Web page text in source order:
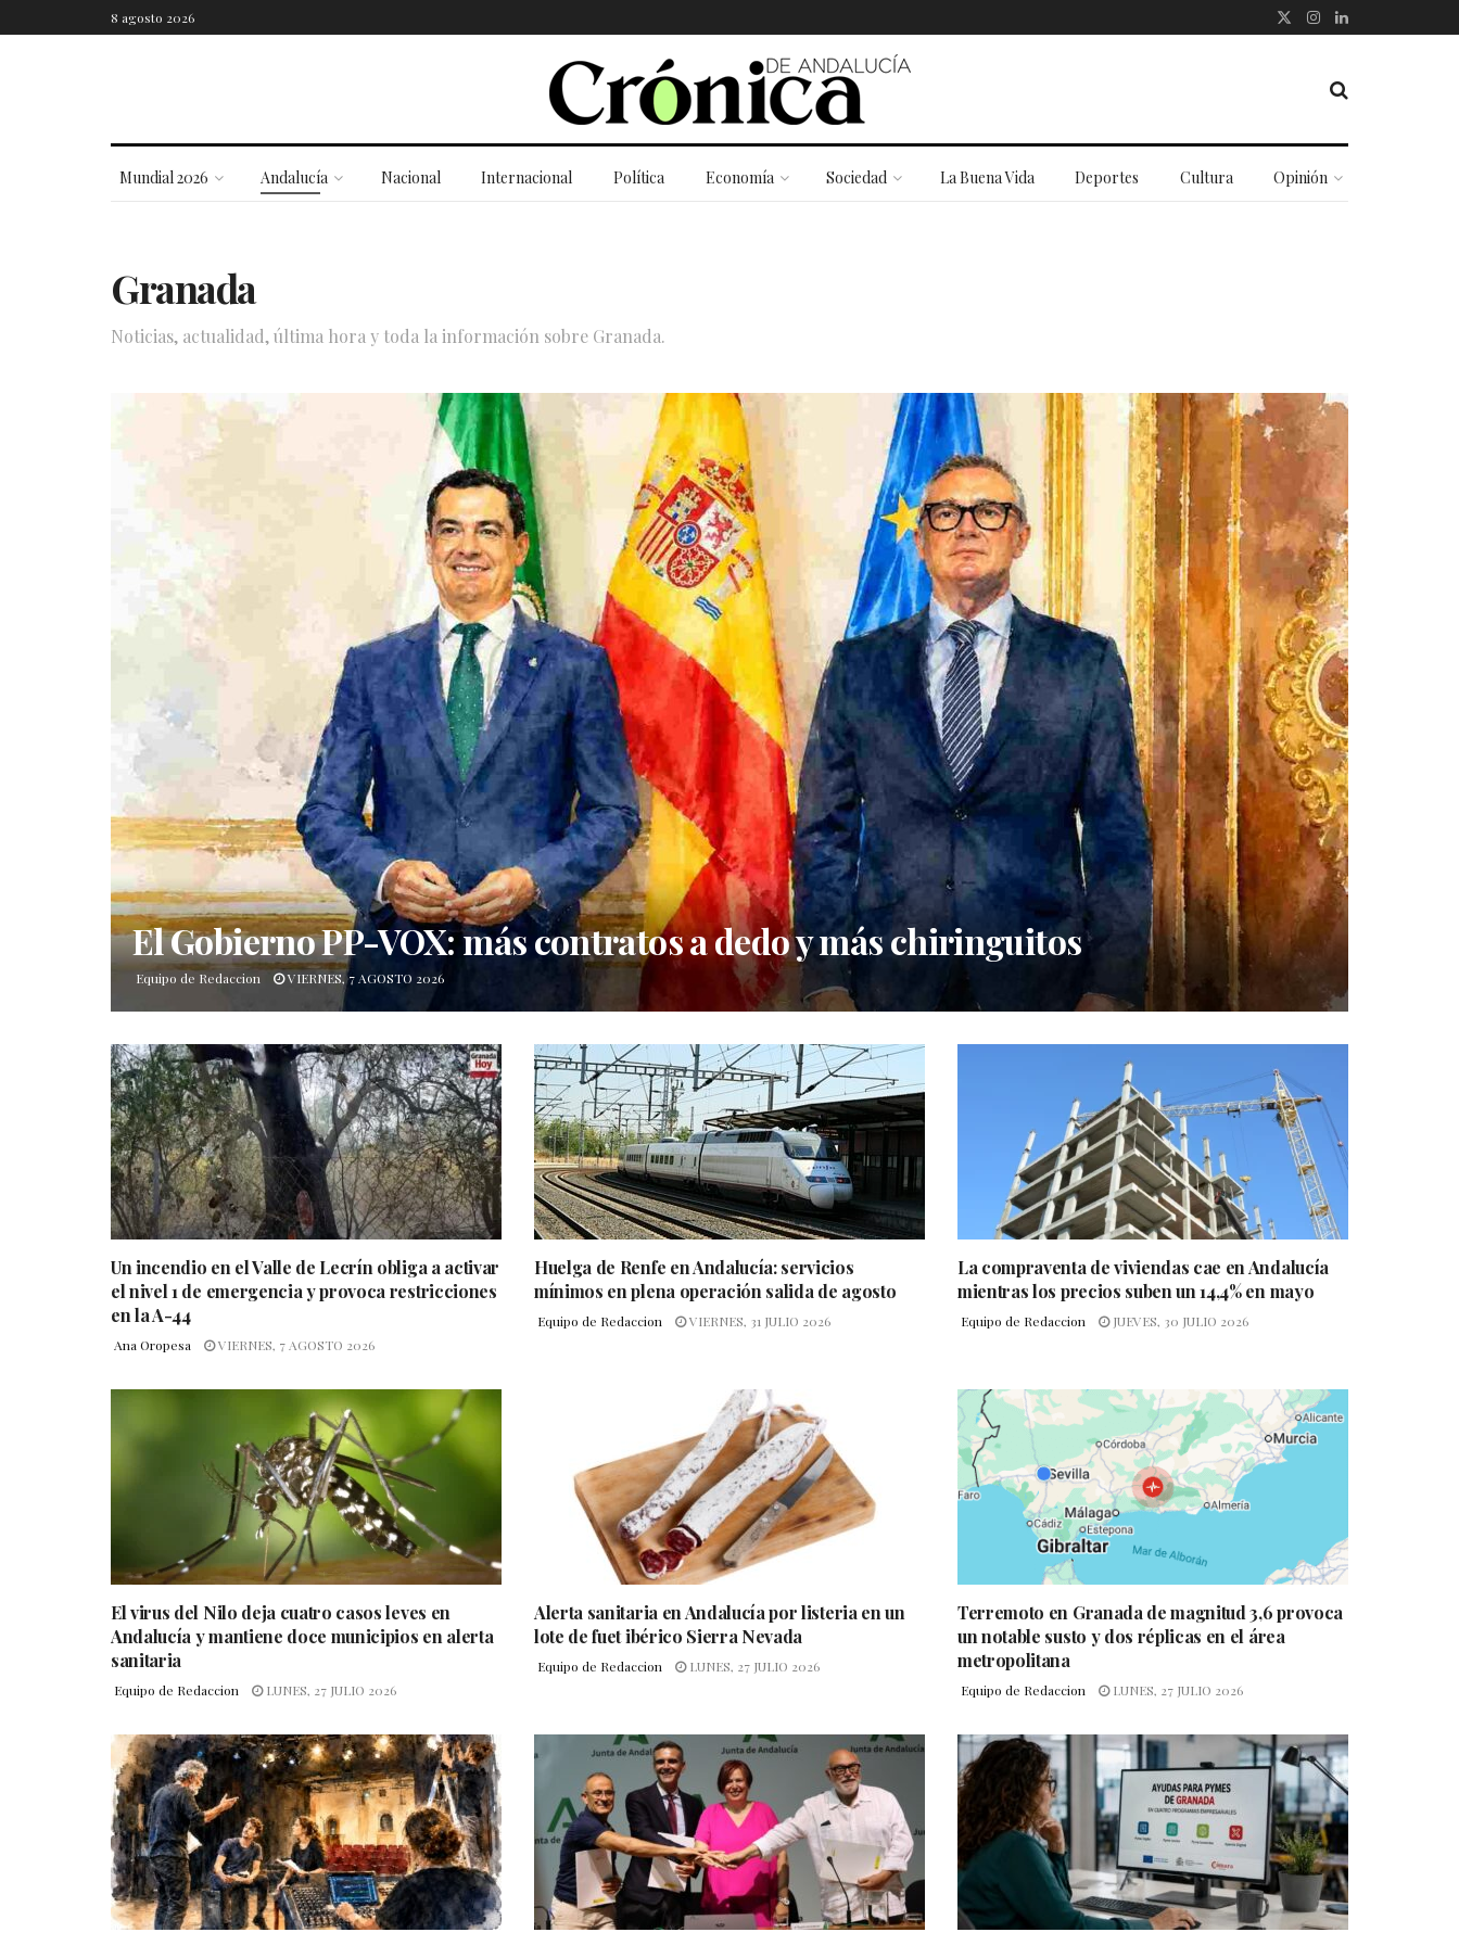
8 agosto 2026
Mundial 2026 Andalucía Nacional Internacional Política Economía Sociedad La Buena Vida Deportes Cultura Opinión
Granada
Noticias, actualidad, última hora y toda la información sobre Granada.
El Gobierno PP-VOX: más contratos a dedo y más chiringuitos
Equipo de Redaccion VIERNES, 7 AGOSTO 2026
Un incendio en el Valle de Lecrín obliga a activar
el nivel 1 de emergencia y provoca restricciones
en la A-44
Ana Oropesa VIERNES, 7 AGOSTO 2026
Huelga de Renfe en Andalucía: servicios
mínimos en plena operación salida de agosto
Equipo de Redaccion VIERNES, 31 JULIO 2026
La compraventa de viviendas cae en Andalucía
mientras los precios suben un 14,4% en mayo
Equipo de Redaccion JUEVES, 30 JULIO 2026
El virus del Nilo deja cuatro casos leves en
Andalucía y mantiene doce municipios en alerta
sanitaria
Equipo de Redaccion LUNES, 27 JULIO 2026
Alerta sanitaria en Andalucía por listeria en un
lote de fuet ibérico Sierra Nevada
Equipo de Redaccion LUNES, 27 JULIO 2026
Terremoto en Granada de magnitud 3,6 provoca
un notable susto y dos réplicas en el área
metropolitana
Equipo de Redaccion LUNES, 27 JULIO 2026